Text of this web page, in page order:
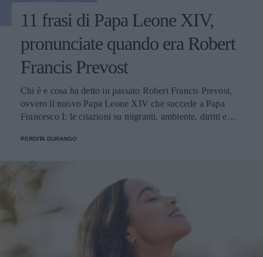
11 frasi di Papa Leone XIV,
pronunciate quando era Robert
Francis Prevost
Chi è e cosa ha detto in passato Robert Francis Prevost,
ovvero il nuovo Papa Leone XIV che succede a Papa
Francesco I: le citazioni su migranti, ambiente, diritti e
PERDITA DURANGO